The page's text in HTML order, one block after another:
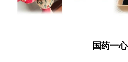
国药一心